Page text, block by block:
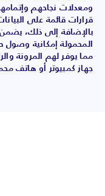
ومعدلات نجاحهم
قرارات قائمة على
بالإضافة إلى ذلك،
المحمولة إمكانية وصول
مما يوفر لهم المرونة
جهاز كمبيوتر أو هاتف